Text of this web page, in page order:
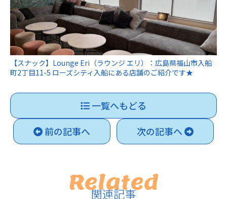
【スナック】Lounge Eri（ラウンジ エリ）：広島県福山市入船
町2丁目11-5 ローズシティ入船にある店舗のご紹介です★
一覧へもどる
前の記事へ
次の記事へ
Related
関連記事